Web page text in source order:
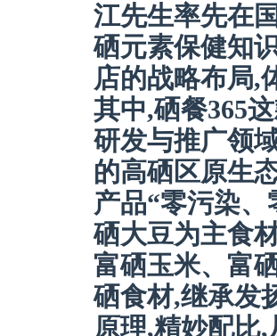
江先生率先在
硒元素保健知
店的战略布局,
其中,硒餐365
研发与推广领
的高硒区原生
产品“零污染
硒大豆为主食
富硒玉米、富
硒食材,继承发
原理,精妙配比